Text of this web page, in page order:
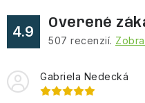
p
i
u
4.9
Overené
507 recenzií.
Gabriela Nedecká